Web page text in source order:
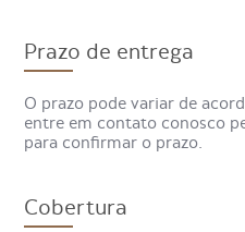
enviada a um laboratório
rápido e causa pouco
resultados ficam prontos e
Para que serve o
Prazo de entrega
O prazo pode variar de
entre em contato conosco
para confirmar o prazo.
Cobertura